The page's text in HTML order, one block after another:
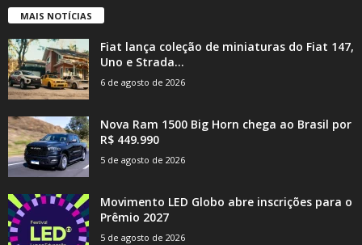
MAIS NOTÍCIAS
Fiat lança coleção de miniaturas do Fiat 147,
Uno e Strada...
6 de agosto de 2026
Nova Ram 1500 Big Horn chega ao Brasil por
R$ 449.990
5 de agosto de 2026
Movimento LED Globo abre inscrições para o
Prêmio 2027
5 de agosto de 2026